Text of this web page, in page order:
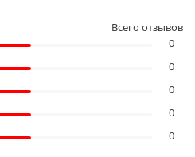
Всего отзывов
0
0
0
0
0